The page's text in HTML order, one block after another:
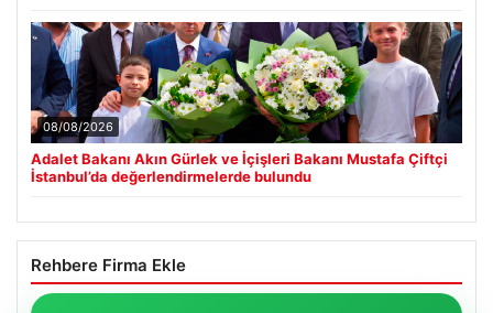
08/08/2026
Adalet Bakanı Akın Gürlek ve İçişleri Bakanı Mustafa Çiftçi
İstanbul’da değerlendirmelerde bulundu
Rehbere Firma Ekle